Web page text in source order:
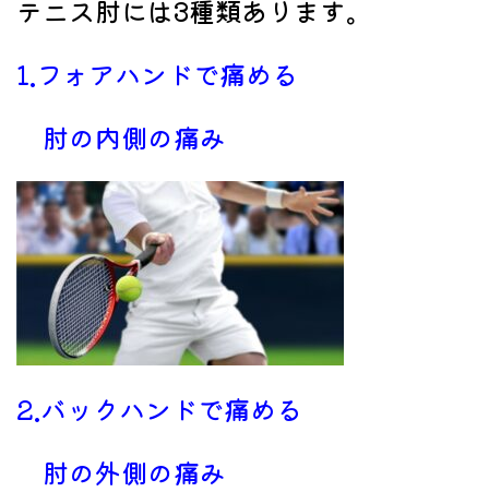
テニス肘には3種類あります。
1.フォアハンドで痛める
肘の内側の痛み
2.バックハンドで痛める
肘の外側の痛み